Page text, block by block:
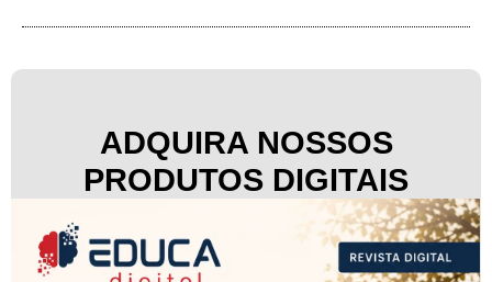
ADQUIRA NOSSOS
PRODUTOS DIGITAIS